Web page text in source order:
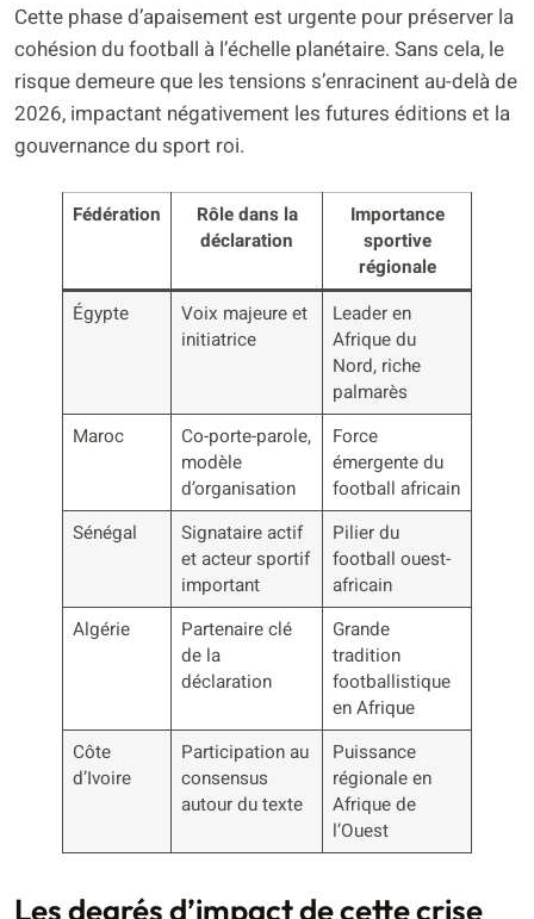
Cette phase d’apaisement est urgente pour préserver la
cohésion du football à l’échelle planétaire. Sans cela, le
risque demeure que les tensions s’enracinent au-delà de
2026, impactant négativement les futures éditions et la
gouvernance du sport roi.
Fédération
Rôle dans la
déclaration
Importance
sportive
régionale
Égypte
Voix majeure et
initiatrice
Leader en
Afrique du
Nord, riche
palmarès
Maroc
Co-porte-parole,
modèle
d’organisation
Force
émergente du
football africain
Sénégal
Signataire actif
et acteur sportif
important
Pilier du
football ouest-
africain
Algérie
Partenaire clé
de la
déclaration
Grande
tradition
footballistique
en Afrique
Côte
d’Ivoire
Participation au
consensus
autour du texte
Puissance
régionale en
Afrique de
l’Ouest
Les degrés d’impact de cette crise